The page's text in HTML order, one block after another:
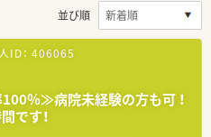
並び順
ID： 406065
％≫病院未経験の方も可 ！
です！